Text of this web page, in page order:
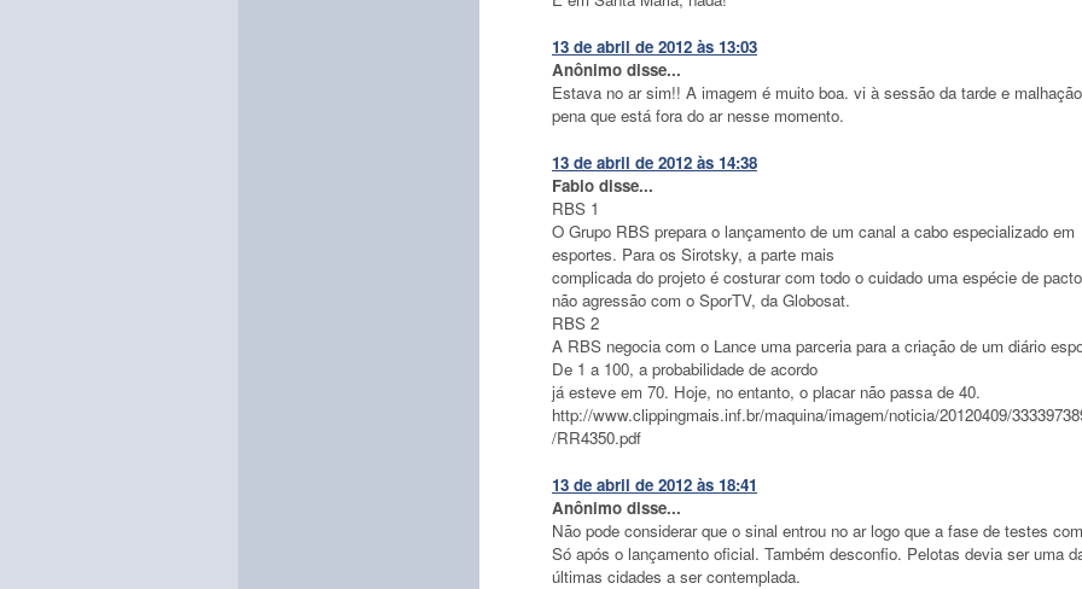
13 de abril de 2012 às 13:03
Anônimo disse...
Estava no ar sim!! A imagem é muito boa. vi à sessão da tarde e
pena que está fora do ar nesse momento.
13 de abril de 2012 às 14:38
Fabio disse...
RBS 1
O Grupo RBS prepara o lançamento de um canal a cabo especializado em
esportes. Para os Sirotsky, a parte mais
complicada do projeto é costurar com todo o cuidado uma espécie de
não agressão com o SporTV, da Globosat.
RBS 2
A RBS negocia com o Lance uma parceria para a criação de um diário
De 1 a 100, a probabilidade de acordo
já esteve em 70. Hoje, no entanto, o placar não passa de 40.
http://www.clippingmais.inf.br/maquina/imagem/noticia/20120409/
/RR4350.pdf
13 de abril de 2012 às 18:41
Anônimo disse...
Não pode considerar que o sinal entrou no ar logo que a fase de testes
Só após o lançamento oficial. Também desconfio. Pelotas devia ser uma
últimas cidades a ser contemplada.